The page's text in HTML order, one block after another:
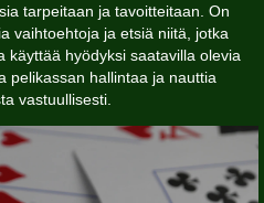
tarpeitaan ja tavoitteitaan. On
vaihtoehtoja ja etsiä niitä, jotka
käyttää hyödyksi saatavilla olevia
pelikassan hallintaa ja nauttia
vastuullisesti.